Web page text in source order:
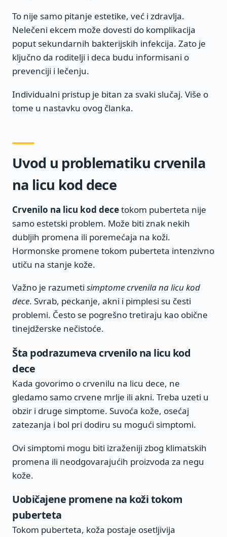
To nije samo pitanje estetike, već i zdravlja.
Nelečeni ekcem može dovesti do komplikacija
poput sekundarnih bakterijskih infekcija. Zato je
ključno da roditelji i deca budu informisani o
prevenciji i lečenju.
Individualni pristup je bitan za svaki slučaj. Više o
tome u nastavku ovog članka.
Uvod u problematiku crvenila
na licu kod dece
Crvenilo na licu kod decetokom puberteta nije
samo estetski problem. Može biti znak nekih
dubljih promena ili poremećaja na koži.
Hormonske promene tokom puberteta intenzivno
utiču na stanje kože.
Važno je razumeti simptome crvenila na licu kod
dece. Svrab, peckanje, akni i pimplesi su česti
problemi. Često se pogrešno tretiraju kao obične
tinejdžerske nečistoće.
Šta podrazumeva crvenilo na licu kod
dece
Kada govorimo o crvenilu na licu dece, ne
gledamo samo crvene mrlje ili akni. Treba uzeti u
obzir i druge simptome. Suvoća kože, osećaj
zatezanja i bol pri dodiru su mogući simptomi.
Ovi simptomi mogu biti izraženiji zbog klimatskih
promena ili neodgovarajućih proizvoda za negu
kože.
Uobičajene promene na koži tokom
puberteta
Tokom puberteta, koža postaje osetljivija